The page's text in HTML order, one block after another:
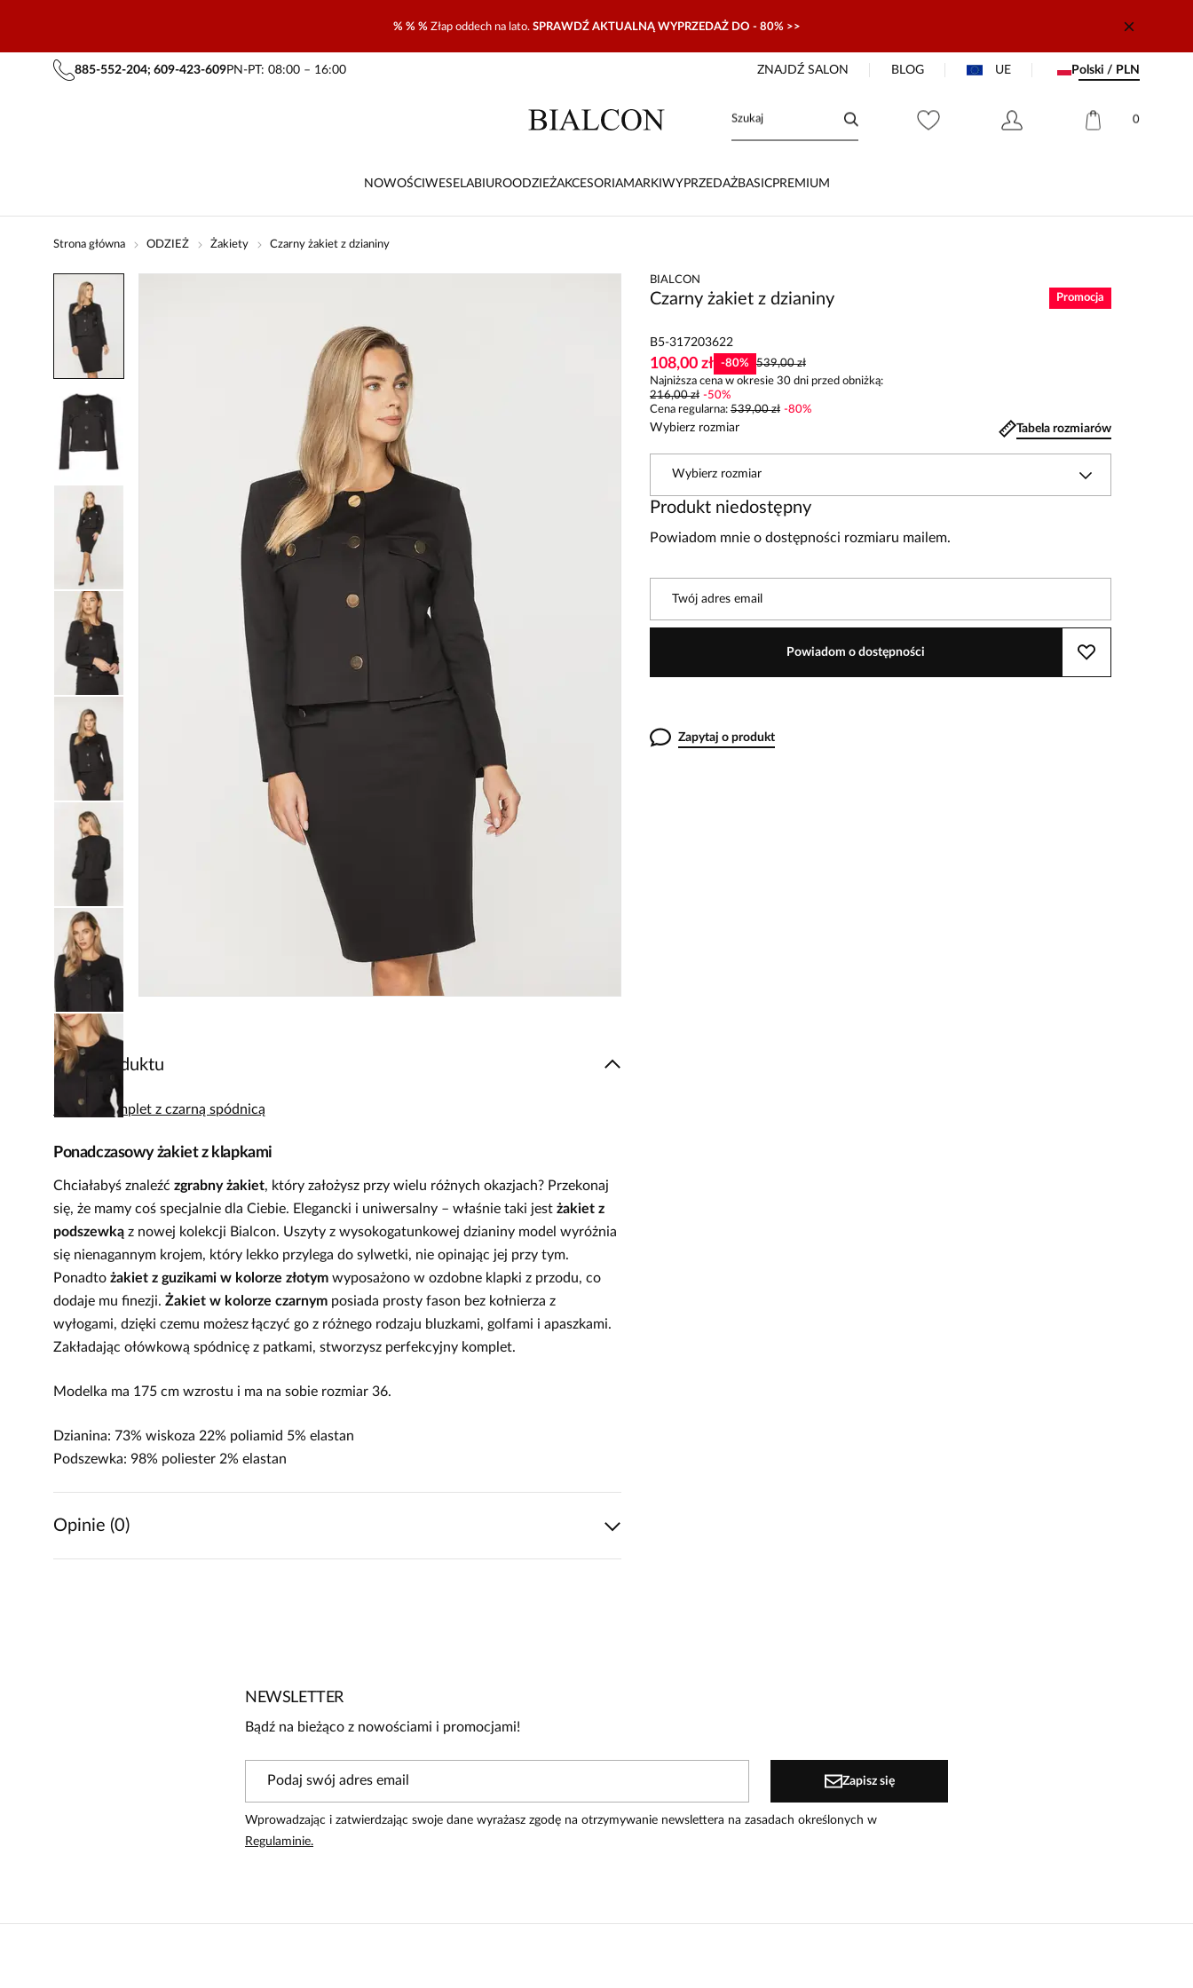
% % % Złap oddech na lato. SPRAWDŹ AKTUALNĄ WYPRZEDAŻ DO - 80% >>
885-552-204; 609-423-609PN-PT: 08:00 – 16:00 ZNAJDŹ SALON BLOG UE Polski / PLN
0
NOWOŚCI WESELABIUROODZIEŻAKCESORIAMARKI WYPRZEDAŻBASICPREMIUM
Strona główna ODZIEŻ Żakiety Czarny żakiet z dzianiny
BIALCON
Czarny żakiet z dzianiny Promocja
B5-317203622
108,00 zł -80%
539,00 zł
Najniższa cena w okresie 30 dni przed obniżką:
216,00 zł -50%
Cena regularna: 539,00 zł -80%
Wybierz rozmiar Tabela rozmiarów
Wybierz rozmiar
Produkt niedostępny
Powiadom mnie o dostępności rozmiaru mailem.
Twój adres email
Powiadom o dostępności
Zapytaj o produkt
Opis produktu
Idealny komplet z czarną spódnicą
Ponadczasowy żakiet z klapkami
Chciałabyś znaleźć zgrabny żakiet, który założysz przy wielu różnych okazjach? Przekonaj
się, że mamy coś specjalnie dla Ciebie. Elegancki i uniwersalny – właśnie taki jest żakiet z
podszewką z nowej kolekcji Bialcon. Uszyty z wysokogatunkowej dzianiny model wyróżnia
się nienagannym krojem, który lekko przylega do sylwetki, nie opinając jej przy tym.
Ponadto żakiet z guzikami w kolorze złotym wyposażono w ozdobne klapki z przodu, co
dodaje mu finezji. Żakiet w kolorze czarnym posiada prosty fason bez kołnierza z
wyłogami, dzięki czemu możesz łączyć go z różnego rodzaju bluzkami, golfami i apaszkami.
Zakładając ołówkową spódnicę z patkami, stworzysz perfekcyjny komplet.
Modelka ma 175 cm wzrostu i ma na sobie rozmiar 36.
Dzianina: 73% wiskoza 22% poliamid 5% elastan
Podszewka: 98% poliester 2% elastan
Opinie (0)
NEWSLETTER
Bądź na bieżąco z nowościami i promocjami!
Zapisz się
Wprowadzając i zatwierdzając swoje dane wyrażasz zgodę na otrzymywanie newslettera na zasadach określonych w
Regulaminie.